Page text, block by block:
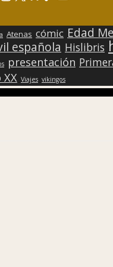
Atenas cómic Edad
española Hislibris
presentación
Viajes vikingos